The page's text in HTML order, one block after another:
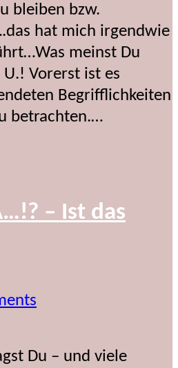
bleiben bzw.
hat mich irgendwie
meinst Du
Vorerst ist es
Begrifflichkeiten
betrachten.…
– Ist das
Du – und viele